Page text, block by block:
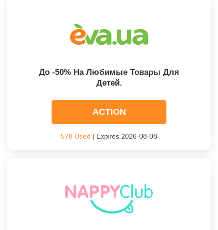
До -50% На Любимые Товары Для
Детей.
ACTION
578 Used | Expires 2026-08-08